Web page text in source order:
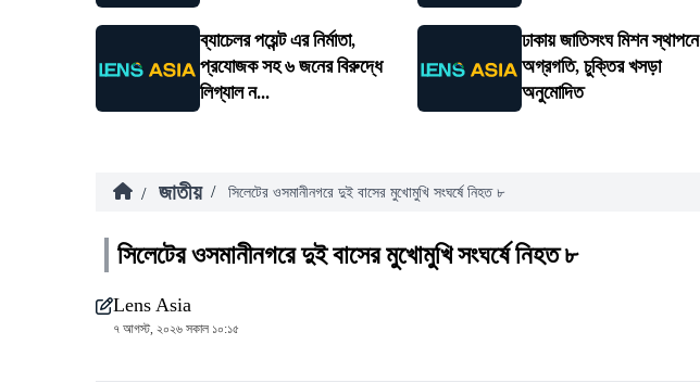
ব্যাচেলর পয়েন্ট এর নির্মাতা,
প্রযোজক সহ ৬ জনের বিরুদ্ধে
লিগ্যাল ন...
ঢাকায় জাতিসংঘ মিশন স্থাপনে
অগ্রগতি, চুক্তির খসড়া
অনুমোদিত
/ জাতীয় / সিলেটের ওসমানীনগরে দুই বাসের মুখোমুখি সংঘর্ষে নিহত ৮
সিলেটের ওসমানীনগরে দুই বাসের মুখোমুখি সংঘর্ষে নিহত ৮
Lens Asia
৭ আগস্ট, ২০২৬ সকাল ১০:১৫